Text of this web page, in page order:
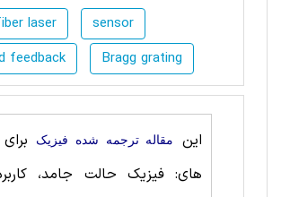
laser
sensor
feedback
Bragg grating
این مقاله ترجمه شده فیزیک
های: فیزیک حالت‌ جامد،